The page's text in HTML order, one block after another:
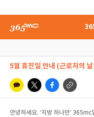
5월 휴진일 안내 (근로자의
안녕하세요. ‘지방 하나만’ 365mc